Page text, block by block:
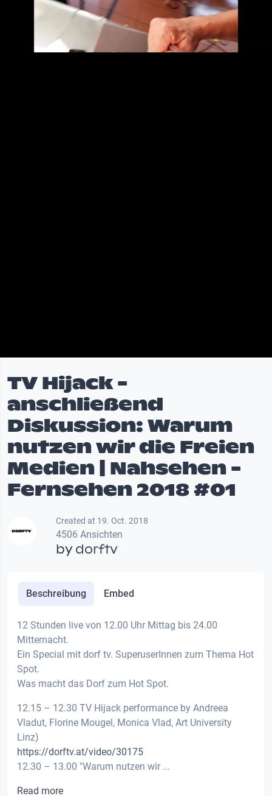
Video
TV Hijack -
anschließend
Diskussion: Warum
nutzen wir die Freien
Medien | Nahsehen -
Fernsehen 2018 #01
Created at 19. Oct. 2018
4506 Ansichten
bydorftv
Beschreibung Embed
12 Stunden live von 12.00 Uhr Mittag bis 24.00
Mitternacht.
Ein Special mit dorf tv. SuperuserInnen zum Thema Hot
Spot.
Was macht das Dorf zum Hot Spot.
12.15 – 12.30 TV Hijack performance by Andreea
Vladut, Florine Mougel, Monica Vlad, Art University
Linz)
https://dorftv.at/video/30175
12.30 – 13.00 "Warum nutzen wir ...
Read more